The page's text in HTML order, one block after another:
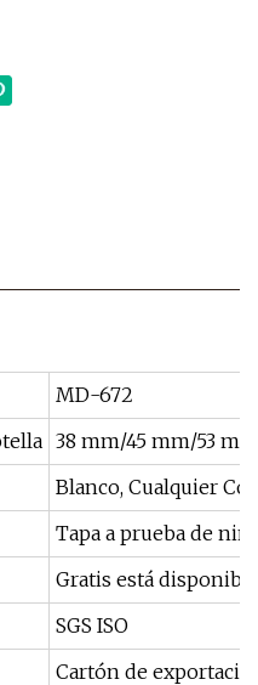
MD-672
38 mm/45 mm/53 mm
Blanco, Cualquier
Tapa a prueba de
Gratis está disponible
SGS ISO
Cartón de